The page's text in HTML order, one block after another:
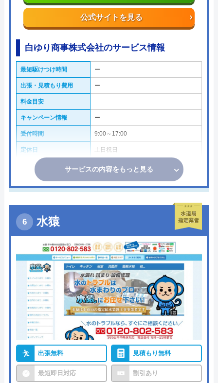
公式サイトを見る
白ゆり商事株式会社のサービス情報
最短駆けつけ時間 ー
出張・見積もり費用 ー
料金目安
キャンペーン情報 ー
受付時間 9:00～17:00
定休日 土日祝日
サービスの内容をもっと見る
水猿
出張無料 見積もり無料
最短即日対応 割引あり